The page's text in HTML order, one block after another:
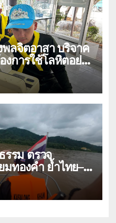
ลจิตอาสา บริจาค
การใช้โลหิตอย่าง
าสวันเฉลิม
พรรษา และถวาย
พระบาทสมเด็จ
รรม ตรวจ
ทองคำ ย้ำไทย–
ยาเสพติด